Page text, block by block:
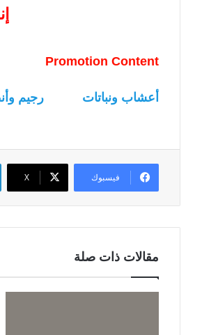
Promotion Content
أعشاب ونباتات رجيم
فيسبوك ‫X
مقالات ذات صلة